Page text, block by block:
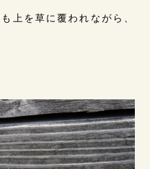
も上を草に覆われながら、